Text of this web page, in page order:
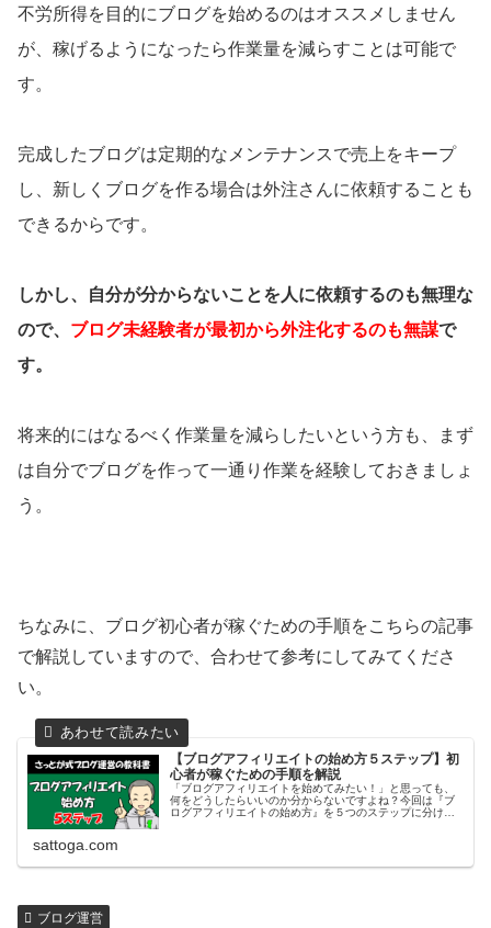
不労所得を目的にブログを始めるのはオススメしません
が、稼げるようになったら作業量を減らすことは可能で
す。
完成したブログは定期的なメンテナンスで売上をキープ
し、新しくブログを作る場合は外注さんに依頼することも
できるからです。
しかし、自分が分からないことを人に依頼するのも無理な
ので、 ブログ未経験者が最初から外注化するのも無謀で
す。
将来的にはなるべく作業量を減らしたいという方も、まず
は自分でブログを作って一通り作業を経験しておきましょ
う。
ちなみに、ブログ初心者が稼ぐための手順をこちらの記事
で解説していますので、合わせて参考にしてみてくださ
い。
【ブログアフィリエイトの始め方５ステップ】初
心者が稼ぐための手順を解説
「ブログアフィリエイトを始めてみたい！」と思っても、
何をどうしたらいいのか分からないですよね？今回は『ブ
ログアフィリエイトの始め方』を５つのステップに分けて
sattoga.com
ブログ運営